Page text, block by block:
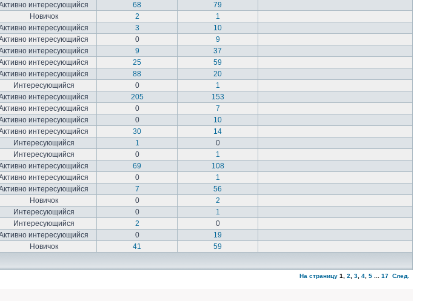
интересующийся 68
79
Новичок 2
1
интересующийся 3
10
интересующийся 0
9
интересующийся 9
37
интересующийся 25
59
интересующийся 88
20
Интересующийся 0
1
интересующийся 205
153
интересующийся 0
7
интересующийся 0
10
интересующийся 30
14
Интересующийся 1
0
Интересующийся 0
1
интересующийся 69
108
интересующийся 0
1
интересующийся 7
56
Новичок 0
2
Интересующийся 0
1
Интересующийся 2
0
интересующийся 0
19
Новичок 41 59
На страницу 1 2 3 4 5 17 След.